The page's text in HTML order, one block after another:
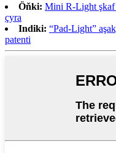
Öňki: Mini R-Light şkaf
çyra
Indiki: “Pad-Light”
patenti